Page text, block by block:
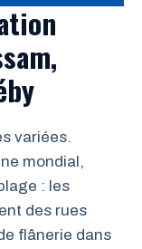
variées.
mondial,
: les
des rues
flânerie dans